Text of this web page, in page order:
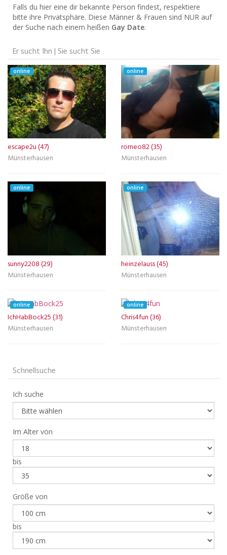
Falls du hier eine dir bekannte Person findest, respektiere
bitte ihre Privatsphäre. Diese Männer & Frauen sind NUR auf
der Suche nach einem heißen Gay Date.
Er sucht Ihn | Sie sucht Sie
online
escape2u (47)
Münsterhausen
online
romeo82 (35)
Münsterhausen
online
sunny2208 (29)
Münsterhausen
online
heinzelauss (45)
Münsterhausen
online
IchHabBock25 (31)
Münsterhausen
online
Chris4fun (36)
Münsterhausen
Schnellsuche
Ich suche
Im Alter von
bis
Größe von
bis